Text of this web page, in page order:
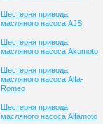
Шестерня привода
масляного насоса AJS
Шестерня привода
масляного насоса Akumoto
Шестерня привода
масляного насоса Alfa-
Romeo
Шестерня привода
масляного насоса Alfamoto